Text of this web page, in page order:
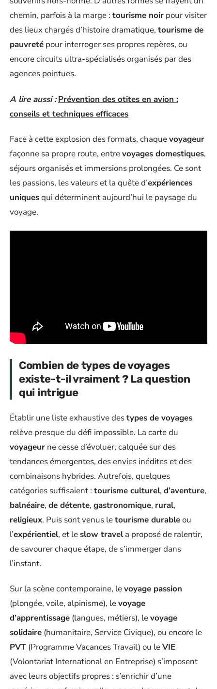
chemin, parfois à la marge : tourisme noir pour visiter
des lieux chargés d’histoire dramatique, tourisme de
pauvreté pour interroger ses propres repères, ou
encore circuits ultra-spécialisés organisés par des
agences pointues.
A lire aussi : Prévention des otites en avion :
conseils et techniques efficaces
Face à cette explosion des formats, chaquevoyageur
façonne sa propre route, entrevoyages domestiques,
séjours organisés et immersions prolongées. Ce sont
les passions, les valeurs et la quête d’expériences
uniquesqui déterminent aujourd’hui le paysage du
voyage.
Combien de types de voyages
existe-t-il vraiment ? La question
qui intrigue
Établir une liste exhaustive destypes de voyages
relève presque du défi impossible. La carte du
voyageur ne cesse d’évoluer, calquée sur des
tendances émergentes, des envies inédites et des
combinaisons hybrides. Autrefois, quelques
catégories suffisaient : tourisme culturel, d’aventure,
balnéaire, de détente, gastronomique, rural,
religieux. Puis sont venus letourisme durableou
l’expérientiel, et le slow travela proposé de ralentir,
de savourer chaque étape, de s’immerger dans
l’instant.
Sur la scène contemporaine, levoyage passion
(plongée, voile, alpinisme), levoyage
d’apprentissage (langues, métiers), levoyage
solidaire (humanitaire, Service Civique), ou encore le
PVT (Programme Vacances Travail) ou leVIE
(Volontariat International en Entreprise) s’imposent
avec leurs objectifs propres : s’enrichir d’une